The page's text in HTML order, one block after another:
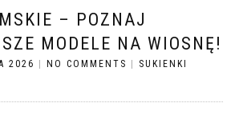
– POZNAJ
MODELE NA WIOSNĘ!
2026 NO COMMENTS
SUKIENKI